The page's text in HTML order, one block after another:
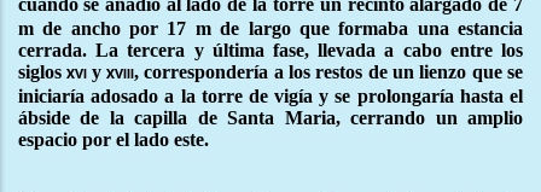
cuando se añadió al lado de la torre un recinto alargado de 7
m de ancho por 17 m de largo que formaba una estancia
cerrada. La tercera y última fase, llevada a cabo entre los
siglosxvi yxviii, correspondería a los restos de un lienzo que se
iniciaría adosado a la torre de vigía y se prolongaría hasta el
ábside de la capilla de Santa Maria, cerrando un amplio
espacio por el lado este.